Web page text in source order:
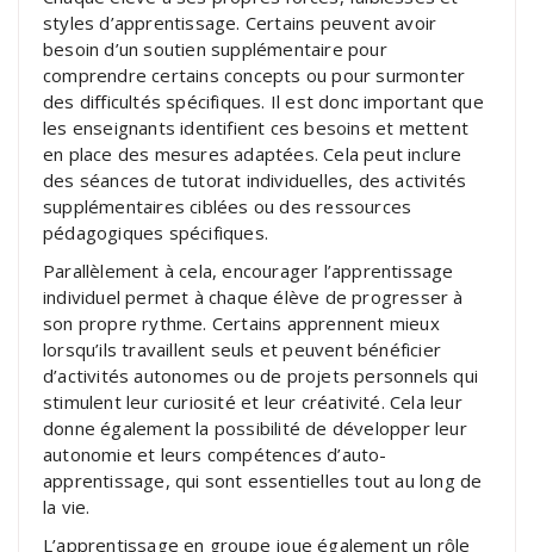
styles d’apprentissage. Certains peuvent avoir
besoin d’un soutien supplémentaire pour
comprendre certains concepts ou pour surmonter
des difficultés spécifiques. Il est donc important que
les enseignants identifient ces besoins et mettent
en place des mesures adaptées. Cela peut inclure
des séances de tutorat individuelles, des activités
supplémentaires ciblées ou des ressources
pédagogiques spécifiques.
Parallèlement à cela, encourager l’apprentissage
individuel permet à chaque élève de progresser à
son propre rythme. Certains apprennent mieux
lorsqu’ils travaillent seuls et peuvent bénéficier
d’activités autonomes ou de projets personnels qui
stimulent leur curiosité et leur créativité. Cela leur
donne également la possibilité de développer leur
autonomie et leurs compétences d’auto-
apprentissage, qui sont essentielles tout au long de
la vie.
L’apprentissage en groupe joue également un rôle